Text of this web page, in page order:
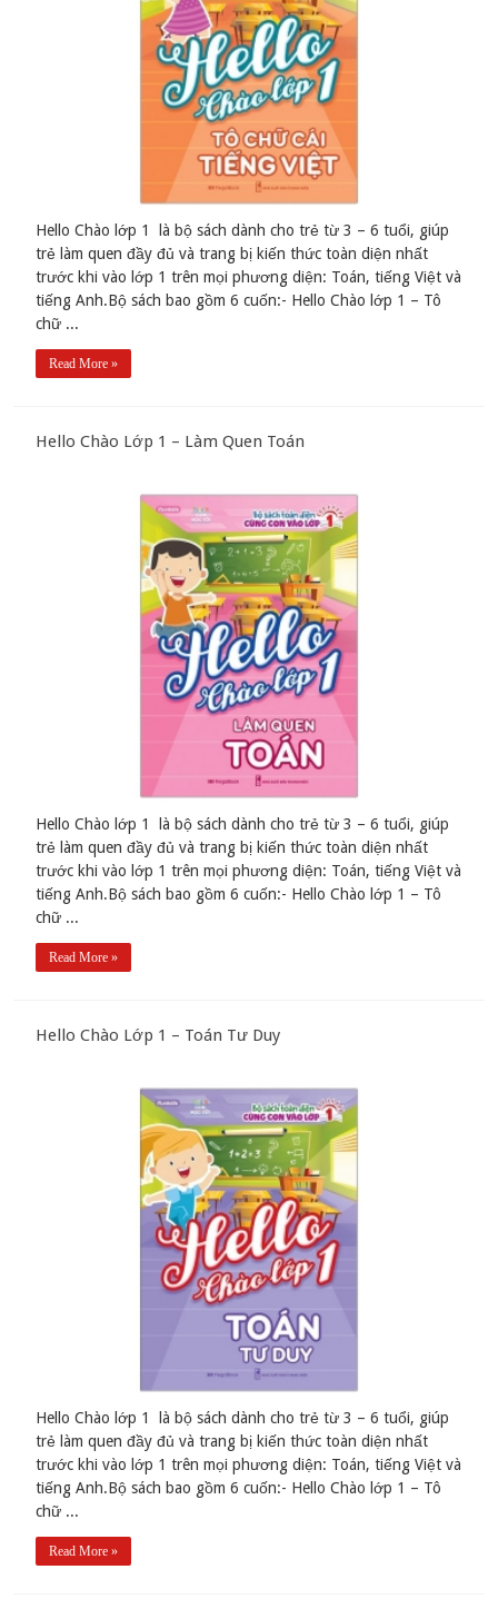
Hello Chào lớp 1 là bộ sách dành cho trẻ từ 3 – 6 tuổi, giúp
trẻ làm quen đầy đủ và trang bị kiến thức toàn diện nhất
trước khi vào lớp 1 trên mọi phương diện: Toán, tiếng Việt và
tiếng Anh.Bộ sách bao gồm 6 cuốn:- Hello Chào lớp 1 – Tô
chữ ...
Read More »
Hello Chào Lớp 1 – Làm Quen Toán
Hello Chào lớp 1 là bộ sách dành cho trẻ từ 3 – 6 tuổi, giúp
trẻ làm quen đầy đủ và trang bị kiến thức toàn diện nhất
trước khi vào lớp 1 trên mọi phương diện: Toán, tiếng Việt và
tiếng Anh.Bộ sách bao gồm 6 cuốn:- Hello Chào lớp 1 – Tô
chữ ...
Read More »
Hello Chào Lớp 1 – Toán Tư Duy
Hello Chào lớp 1 là bộ sách dành cho trẻ từ 3 – 6 tuổi, giúp
trẻ làm quen đầy đủ và trang bị kiến thức toàn diện nhất
trước khi vào lớp 1 trên mọi phương diện: Toán, tiếng Việt và
tiếng Anh.Bộ sách bao gồm 6 cuốn:- Hello Chào lớp 1 – Tô
chữ ...
Read More »